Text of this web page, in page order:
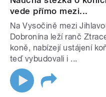
vede přímo mezi...
Na Vysočině mezi
Dobronína leží ranč
koně, nabízejí ustájení
teď vybudovali i ...